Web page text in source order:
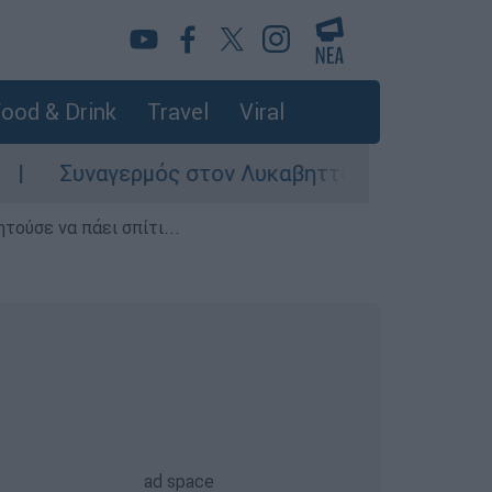
& Drink Travel Viral
στον Λυκαβηττό: Σορός σε
να πάει σπίτι...